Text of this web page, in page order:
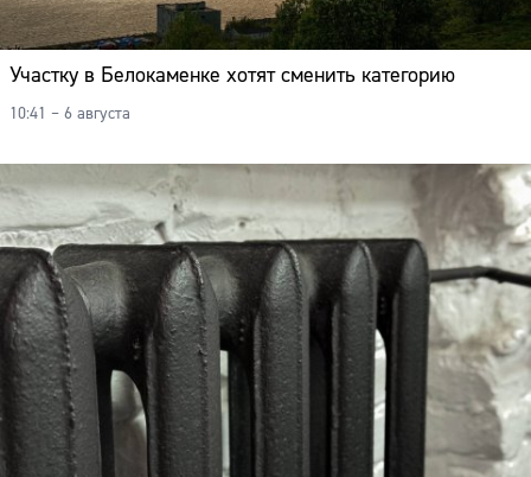
Участку в Белокаменке хотят сменить категорию
10:41 – 6 августа